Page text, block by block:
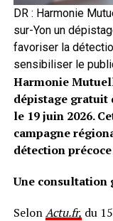
DR : Harmonie
sur-Yon un
favoriser la
sensibiliser le
Harmonie
dépistage gratuit
le 19 juin 2026.
campagne
détection
Une consultation
SelonActu.fr, du